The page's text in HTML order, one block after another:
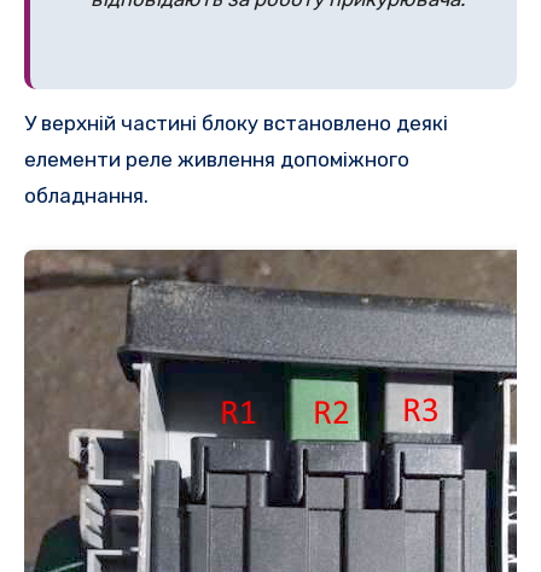
У верхній частині блоку встановлено деякі
елементи реле живлення допоміжного
обладнання.